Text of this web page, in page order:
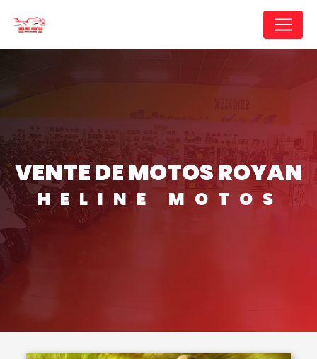
VENTE DE MOTOS ROYAN
HELINE MOTOS